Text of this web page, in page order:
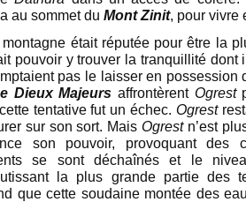
au sommet du Mont Zinit, pour vivre
montagne était réputée pour être la
pouvoir y trouver la tranquillité
pas le laisser en possession
Dieux Majeurs affrontèrent Ogrest
tentative fut un échec. Ogrest
sur son sort. MaisOgrestn’est
son pouvoir, provoquant des
se sont déchaînés et le
la plus grande partie des
que cette soudaine montée des